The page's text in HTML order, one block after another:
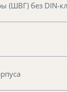
(ШВГ) без DIN-